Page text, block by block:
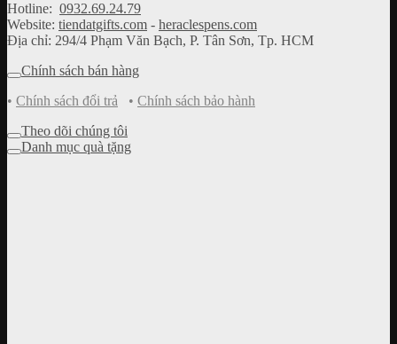
Hotline: 0932.69.24.79
Website: tiendatgifts.com - heraclespens.com
Địa chỉ: 294/4 Phạm Văn Bạch, P. Tân Sơn, Tp. HCM
Chính sách bán hàng
• Chính sách đổi trả • Chính sách bảo hành
Theo dõi chúng tôi
Danh mục quà tặng